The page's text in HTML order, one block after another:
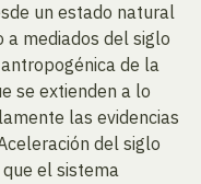
un estado natural
a mediados del siglo
de la
se extienden a lo
las evidencias
del siglo
el sistema